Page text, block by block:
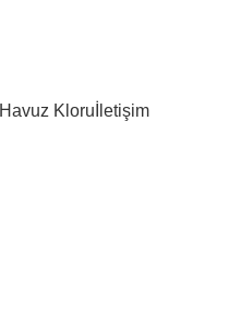
Havuz Kloru İletişim